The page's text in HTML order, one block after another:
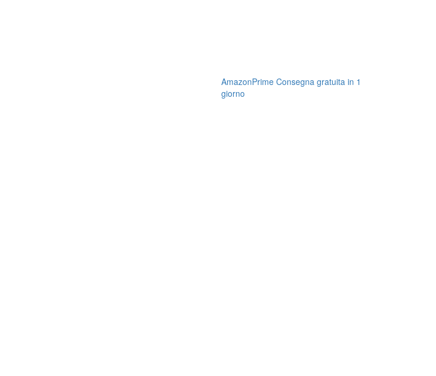
AmazonPrime Consegna gratuita in 1
giorno